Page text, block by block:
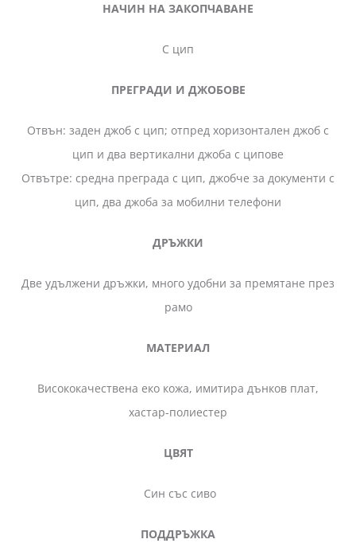
НАЧИН НА ЗАКОПЧАВАНЕ
С цип
ПРЕГРАДИ И ДЖОБОВЕ
Отвън: заден джоб с цип; отпред хоризонтален джоб с
цип и два вертикални джоба с ципове
Отвътре: средна преграда с цип, джобче за документи с
цип, два джоба за мобилни телефони
ДРЪЖКИ
Две удължени дръжки, много удобни за премятане през
рамо
МАТЕРИАЛ
Висококачествена еко кожа, имитира дънков плат,
хастар-полиестер
ЦВЯТ
Син със сиво
ПОДДРЪЖКА